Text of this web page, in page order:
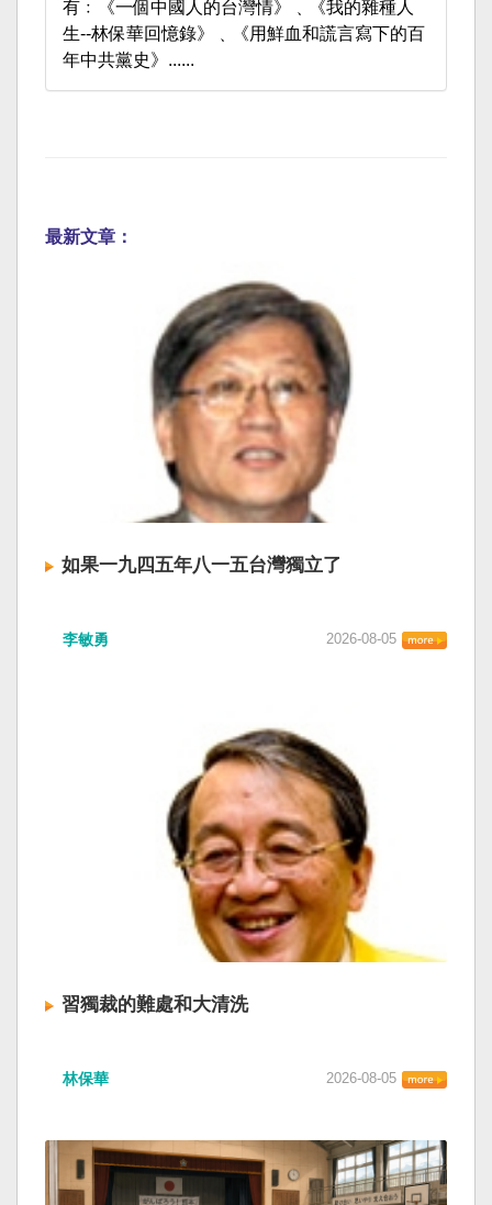
有﹕《一個中國人的台灣情》﹑《我的雜種人
生--林保華回憶錄》﹑《用鮮血和謊言寫下的百
年中共黨史》......
最新文章：
如果一九四五年八一五台灣獨立了
李敏勇 2026-08-05
習獨裁的難處和大清洗
林保華 2026-08-05